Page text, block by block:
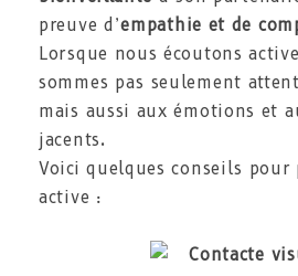
preuve d’empathie et de
Lorsque nous écoutons
sommes pas seulement
mais aussi aux émotions et
jacents.
Voici quelques conseils pour
active :